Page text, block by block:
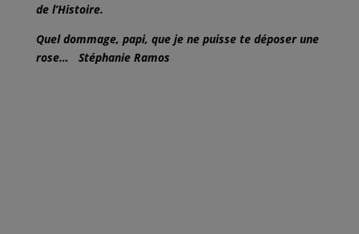
de l’Histoire.
Quel dommage, papi, que je ne puisse te déposer une
rose… Stéphanie Ramos